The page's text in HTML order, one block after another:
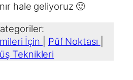
hale geliyoruz 🙂
İçin
Püf Noktası
Teknikleri